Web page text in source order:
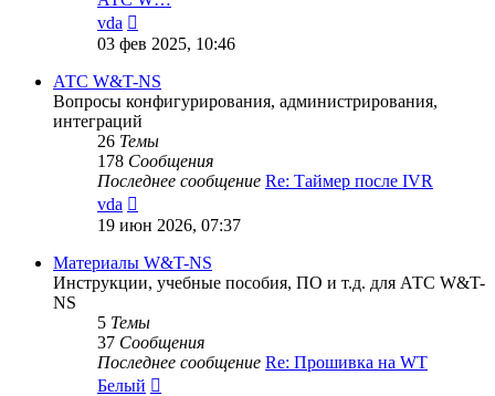
vda
к
последнему
сообщению
03 фев 2025, 10:46
АТС W&T-NS
Вопросы конфигурирования, администрирования,
интеграций
26 Темы
178 Сообщения
Последнее сообщение Re: Таймер после IVR
vda
к
последнему
сообщению
19 июн 2026, 07:37
Материалы W&T-NS
Инструкции, учебные пособия, ПО и т.д. для АТС W&T-
NS
5 Темы
37 Сообщения
Последнее сообщение Re: Прошивка на WT
Белый